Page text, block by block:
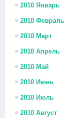
2010 Январь
2010 Февраль
2010 Март
2010 Апрель
2010 Май
2010 Июнь
2010 Июль
2010 Август